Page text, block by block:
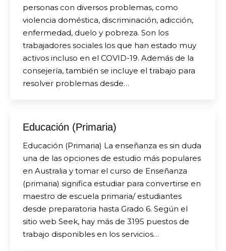
personas con diversos problemas, como
violencia doméstica, discriminación, adicción,
enfermedad, duelo y pobreza. Son los
trabajadores sociales los que han estado muy
activos incluso en el COVID-19. Además de la
consejería, también se incluye el trabajo para
resolver problemas desde…
Educación (Primaria)
Educación (Primaria) La enseñanza es sin duda
una de las opciones de estudio más populares
en Australia y tomar el curso de Enseñanza
(primaria) significa estudiar para convertirse en
maestro de escuela primaria/ estudiantes
desde preparatoria hasta Grado 6. Según el
sitio web Seek, hay más de 3195 puestos de
trabajo disponibles en los servicios…